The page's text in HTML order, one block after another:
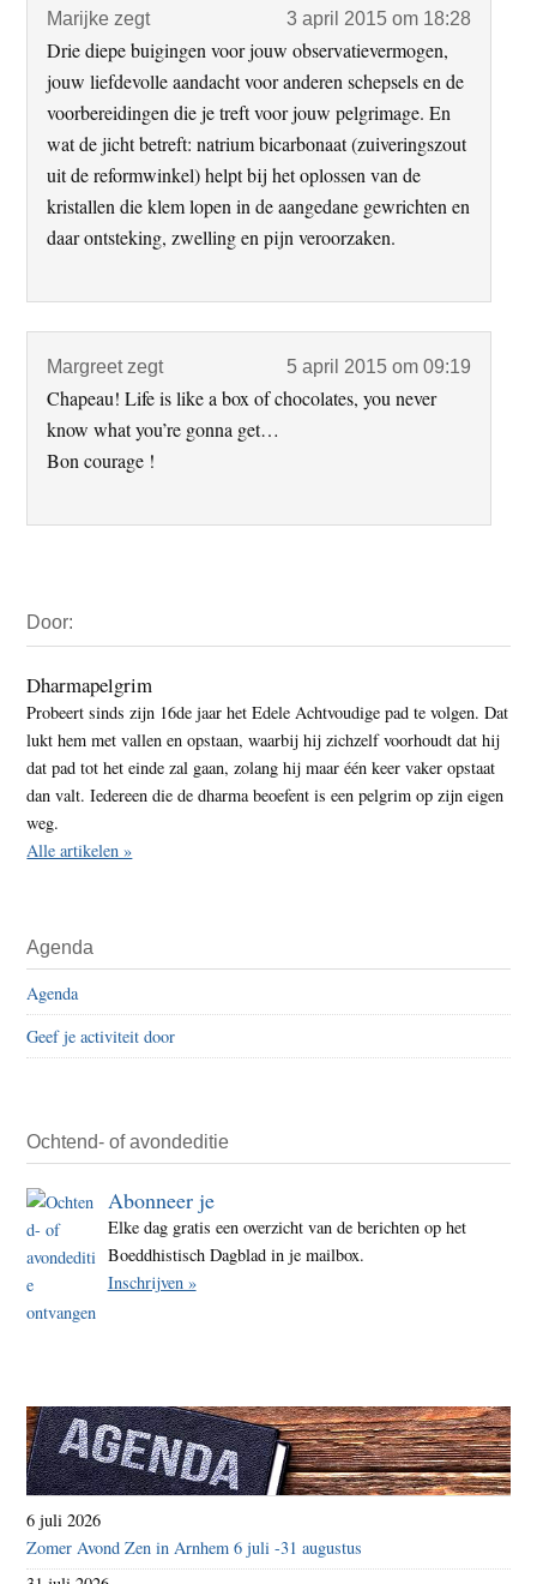
Marijke zegt 3 april 2015 om 18:28
Drie diepe buigingen voor jouw observatievermogen,
jouw liefdevolle aandacht voor anderen schepsels en de
voorbereidingen die je treft voor jouw pelgrimage. En
wat de jicht betreft: natrium bicarbonaat (zuiveringszout
uit de reformwinkel) helpt bij het oplossen van de
kristallen die klem lopen in de aangedane gewrichten en
daar ontsteking, zwelling en pijn veroorzaken.
Margreet zegt 5 april 2015 om 09:19
Chapeau! Life is like a box of chocolates, you never
know what you’re gonna get…
Bon courage !
Sidebar
Door:
Dharmapelgrim
Probeert sinds zijn 16de jaar het Edele Achtvoudige pad te volgen. Dat
lukt hem met vallen en opstaan, waarbij hij zichzelf voorhoudt dat hij
dat pad tot het einde zal gaan, zolang hij maar één keer vaker opstaat
dan valt. Iedereen die de dharma beoefent is een pelgrim op zijn eigen
weg.
Alle artikelen »
Agenda
Agenda
Geef je activiteit door
Ochtend- of avondeditie
Abonneer je
Elke dag gratis een overzicht van de berichten op het
Boeddhistisch Dagblad in je mailbox.
Inschrijven »
6 juli 2026
Zomer Avond Zen in Arnhem 6 juli -31 augustus